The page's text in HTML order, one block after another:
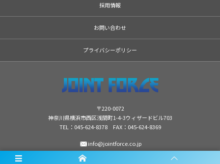
採用情報
お問い合わせ
プライバシーポリシー
〒220-0072
神奈川県横浜市西区浅間町1-4-3ウィザードビル703
TEL： 045-624-8378FAX：045-624-8369
info@jointforce.co.jp
受付時間 10：00〜19：00